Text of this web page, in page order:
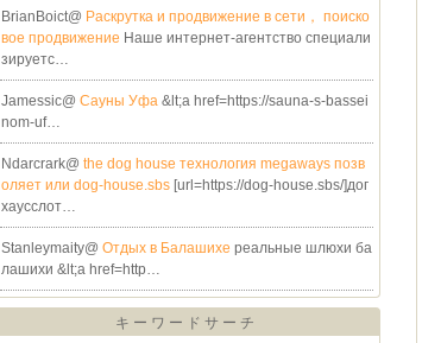
BrianBoict@ Раскрутка и продвижение в сети， поиско
вое продвижение Наше интернет-агентство специали
зируетс…
Jamessic@ Сауны Уфа &lt;a href=https://sauna-s-bassei
nom-uf…
Ndarcrark@ the dog house технология megaways позв
оляет или dog-house.sbs [url=https://dog-house.sbs/]дог
хаусслот…
Stanleymaity@ Отдых в Балашихе реальные шлюхи ба
лашихи &lt;a href=http…
キーワードサーチ